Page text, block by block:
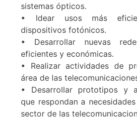
sistemas ópticos.
• Idear usos más
dispositivos fotónicos.
• Desarrollar nuevas
eficientes y económicas.
• Realizar actividades de
área de las
• Desarrollar prototipos y
que respondan a
sector de las